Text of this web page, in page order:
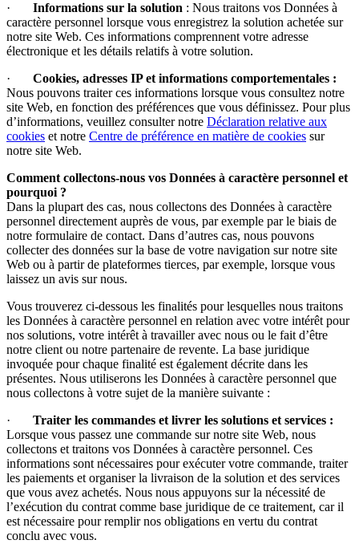
· Informations sur la solution : Nous traitons vos Données à
caractère personnel lorsque vous enregistrez la solution achetée sur
notre site Web. Ces informations comprennent votre adresse
électronique et les détails relatifs à votre solution.
· Cookies, adresses IP et informations comportementales :
Nous pouvons traiter ces informations lorsque vous consultez notre
site Web, en fonction des préférences que vous définissez. Pour plus
d’informations, veuillez consulter notre Déclaration relative aux
cookies et notre Centre de préférence en matière de cookies sur
notre site Web.
Comment collectons-nous vos Données à caractère personnel et
pourquoi ?
Dans la plupart des cas, nous collectons des Données à caractère
personnel directement auprès de vous, par exemple par le biais de
notre formulaire de contact. Dans d’autres cas, nous pouvons
collecter des données sur la base de votre navigation sur notre site
Web ou à partir de plateformes tierces, par exemple, lorsque vous
laissez un avis sur nous.
Vous trouverez ci-dessous les finalités pour lesquelles nous traitons
les Données à caractère personnel en relation avec votre intérêt pour
nos solutions, votre intérêt à travailler avec nous ou le fait d’être
notre client ou notre partenaire de revente. La base juridique
invoquée pour chaque finalité est également décrite dans les
présentes. Nous utiliserons les Données à caractère personnel que
nous collectons à votre sujet de la manière suivante :
· Traiter les commandes et livrer les solutions et services :
Lorsque vous passez une commande sur notre site Web, nous
collectons et traitons vos Données à caractère personnel. Ces
informations sont nécessaires pour exécuter votre commande, traiter
les paiements et organiser la livraison de la solution et des services
que vous avez achetés. Nous nous appuyons sur la nécessité de
l’exécution du contrat comme base juridique de ce traitement, car il
est nécessaire pour remplir nos obligations en vertu du contrat
conclu avec vous.